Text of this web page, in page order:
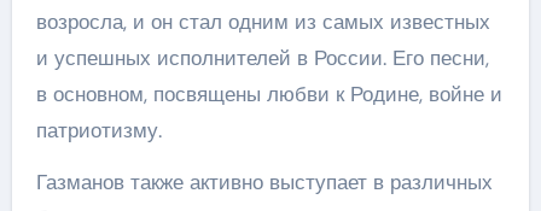
возросла, и он стал одним из самых известных
и успешных исполнителей в России. Его песни,
в основном, посвящены любви к Родине, войне и
патриотизму.
Газманов также активно выступает в различных